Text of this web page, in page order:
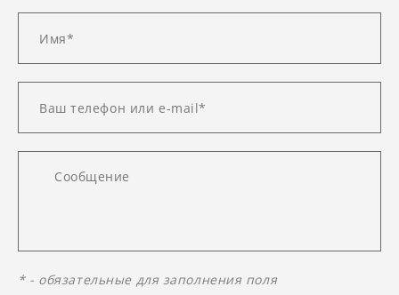
* - обязательные для заполнения поля